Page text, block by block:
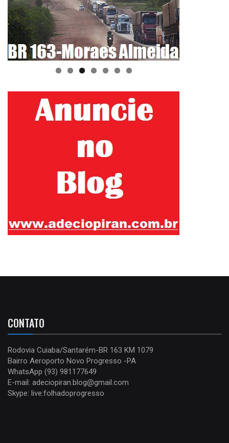
CONTATO
Rodovia Cuiaba/Santarém-BR 163 KM 1079
Bairro Aeroporto Novo Progresso -PA
WhatsApp (93) 981177649
E-mail: adeciopiran.blog@gmail.com
Skype: live:folhadoprogresso